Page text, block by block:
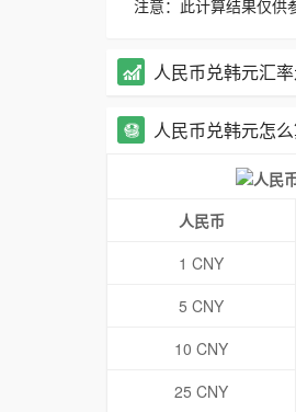
注意：此计算结果仅供
人民币兑韩元汇
人民币兑韩元怎
人民币
1 CNY
5 CNY
10 CNY
25 CNY